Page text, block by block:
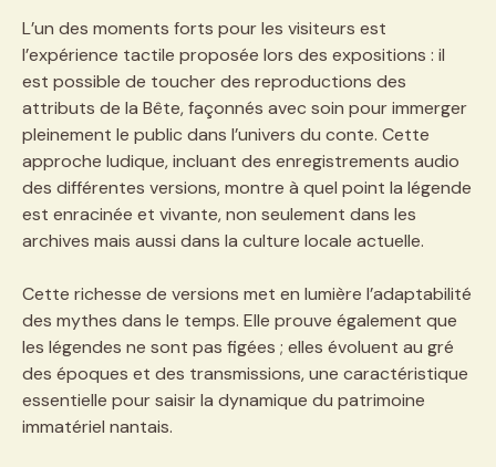
L’un des moments forts pour les visiteurs est
l’expérience tactile proposée lors des expositions : il
est possible de toucher des reproductions des
attributs de la Bête, façonnés avec soin pour immerger
pleinement le public dans l’univers du conte. Cette
approche ludique, incluant des enregistrements audio
des différentes versions, montre à quel point la légende
est enracinée et vivante, non seulement dans les
archives mais aussi dans la culture locale actuelle.
Cette richesse de versions met en lumière l’adaptabilité
des mythes dans le temps. Elle prouve également que
les légendes ne sont pas figées ; elles évoluent au gré
des époques et des transmissions, une caractéristique
essentielle pour saisir la dynamique du patrimoine
immatériel nantais.